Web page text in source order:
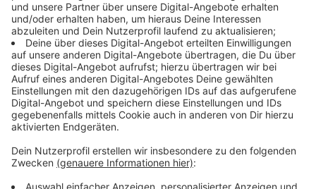
durften nach den Kontrollen nicht mehr mit ihren
Autos wegfahren, weil die Betriebserlaubnis für die
Wagen erloschen war. Ein Tuner kündigte dennoch an
weiterzufahren. Sein Auto ist jetzt beschlagnahmt.
Anzeige